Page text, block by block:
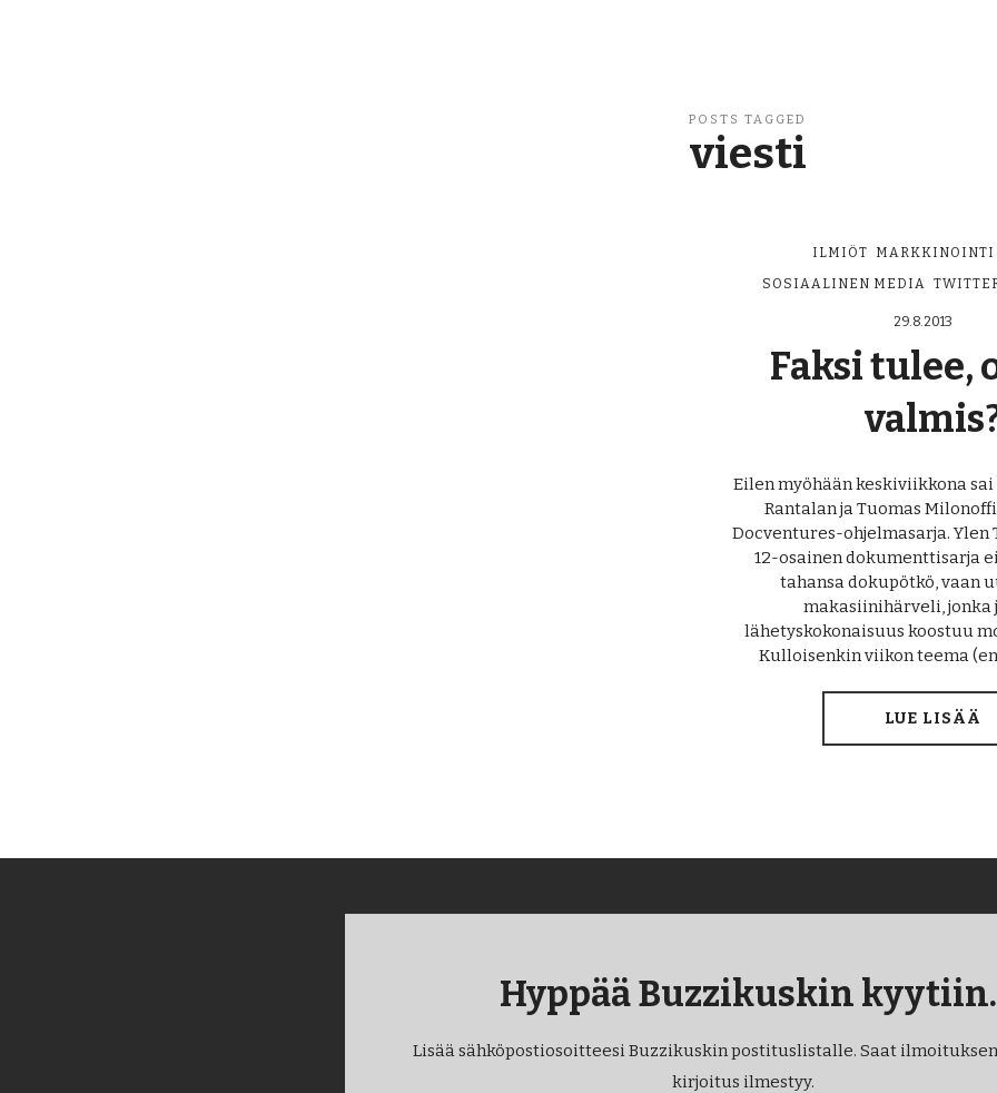
POSTS TAGGED
viesti
ILMIÖT MARKKINOINTI
SOSIAALINEN MEDIA
29.8.2013
Faksi tulee,
Eilen myöhään keskiviikkona
Rantalan ja Tuomas
Docventures-ohjelmasarja. Ylen
12-osainen dokumenttisarja
tahansa dokupötkö, vaan
makasiinihärveli, jonka
lähetyskokonaisuus koostuu
Kulloisenkin viikon teema
LUE LISÄÄ
Hyppää Buzzikuskin kyytiin.
Lisää sähköpostiosoitteesi Buzzikuskin postituslistalle. Saat
kirjoitus ilmestyy.